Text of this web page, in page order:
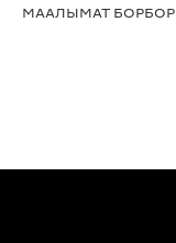
МААЛЫМАТ БОРБОР